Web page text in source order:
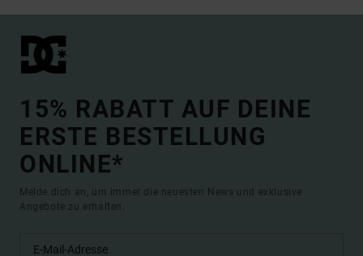
15% RABATT AUF DEINE
ERSTE BESTELLUNG
ONLINE*
Melde dich an, um immer die neuesten News und exklusive
Angebote zu erhalten.